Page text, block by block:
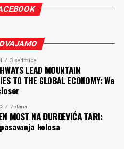
3 sedmice
LEAD MOUNTAIN
TO THE GLOBAL ECONOMY: We
7 dana
MOST NA ĐURĐEVIĆA TARI:
kolosa